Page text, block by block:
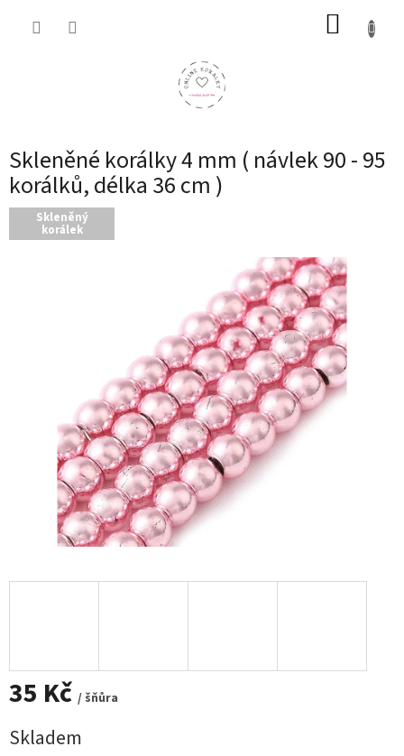
Skleněné korálky 4 mm ( návlek 90 - 95
korálků, délka 36 cm )
Skleněný
korálek
35 Kč / šňůra
cena:
Skladem